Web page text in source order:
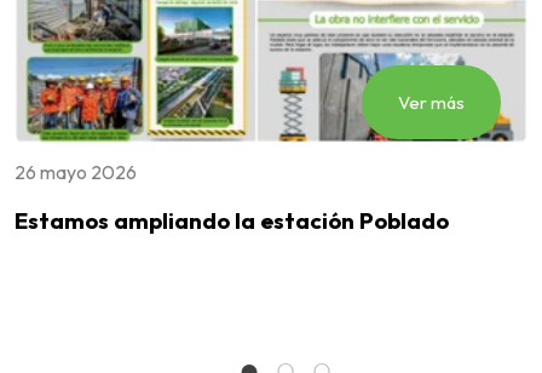
Ver más
26 mayo 2026
Estamos ampliando la estación Poblado